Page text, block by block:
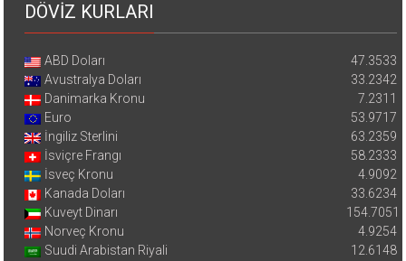
DÖVİZ KURLARI
ABD Doları
47.3533
Avustralya Doları
33.2342
Danimarka Kronu
7.2311
Euro
53.9717
İngiliz Sterlini
63.2359
İsviçre Frangı
58.2333
İsveç Kronu
4.9092
Kanada Doları
33.6234
Kuveyt Dinarı
154.7051
Norveç Kronu
4.9254
Suudi Arabistan Riyali
12.6148